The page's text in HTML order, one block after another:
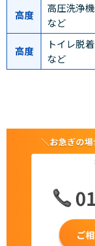
高度
高圧洗浄機
など
高度
トイレ脱着
など